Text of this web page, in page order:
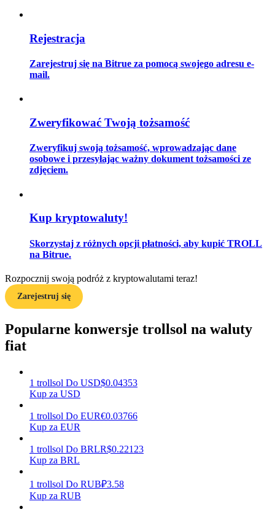
Dowiedz się, jak zachować rentowność
Mocna Świnka
Rejestracja
Zarejestruj się na Bitrue za pomocą swojego adresu e-
mail.
Zweryfikować Twoją tożsamość
Zweryfikuj swoją tożsamość, wprowadzając dane
osobowe i przesyłając ważny dokument tożsamości ze
zdjęciem.
Kup kryptowaluty!
Skorzystaj z różnych opcji płatności, aby kupić TROLL
na Bitrue.
Rozpocznij swoją podróż z kryptowalutami teraz!
Zarejestruj się
Popularne konwersje trollsol na waluty
fiat
1 trollsol Do USD$0.04353
Kup za USD
1 trollsol Do EUR€0.03766
Kup za EUR
1 trollsol Do BRLR$0.22123
Kup za BRL
1 trollsol Do RUB₽3.58
Kup za RUB